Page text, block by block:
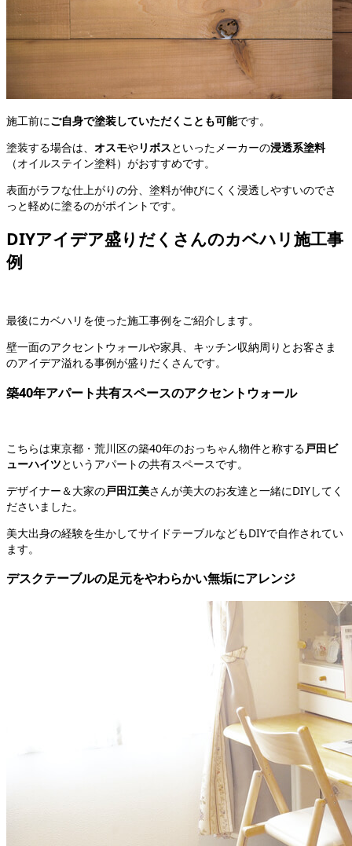
施工前にご自身で塗装していただくことも可能です。
塗装する場合は、 オスモやリボスといったメーカーの浸透系塗料
（オイルステイン塗料）がおすすめです。
表面がラフな仕上がりの分、塗料が伸びにくく浸透しやすいのでさ
っと軽めに塗るのがポイントです。
DIYアイデア盛りだくさんのカベハリ施工事
例
最後にカベハリを使った施工事例をご紹介します。
壁一面のアクセントウォールや家具、キッチン収納周りとお客さま
のアイデア溢れる事例が盛りだくさんです。
築40年アパート共有スペースのアクセントウォール
こちらは東京都・荒川区の築40年のおっちゃん物件と称する戸田ビ
ューハイツというアパートの共有スペースです。
デザイナー＆大家の戸田江美さんが美大のお友達と一緒にDIYしてく
ださいました。
美大出身の経験を生かしてサイドテーブルなどもDIYで自作されてい
ます。
デスクテーブルの足元をやわらかい無垢にアレンジ